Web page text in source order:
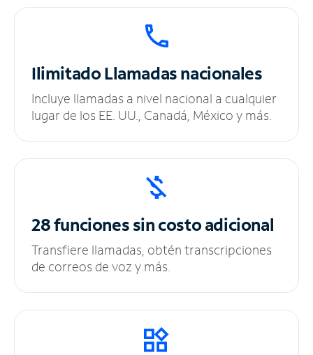
IlimitadoLlamadas nacionales
Incluye llamadas a nivel nacional a cualquier
lugar de los EE. UU., Canadá, México y más.
28 funciones sincosto adicional
Transfiere llamadas, obtén transcripciones
de correos de voz y más.